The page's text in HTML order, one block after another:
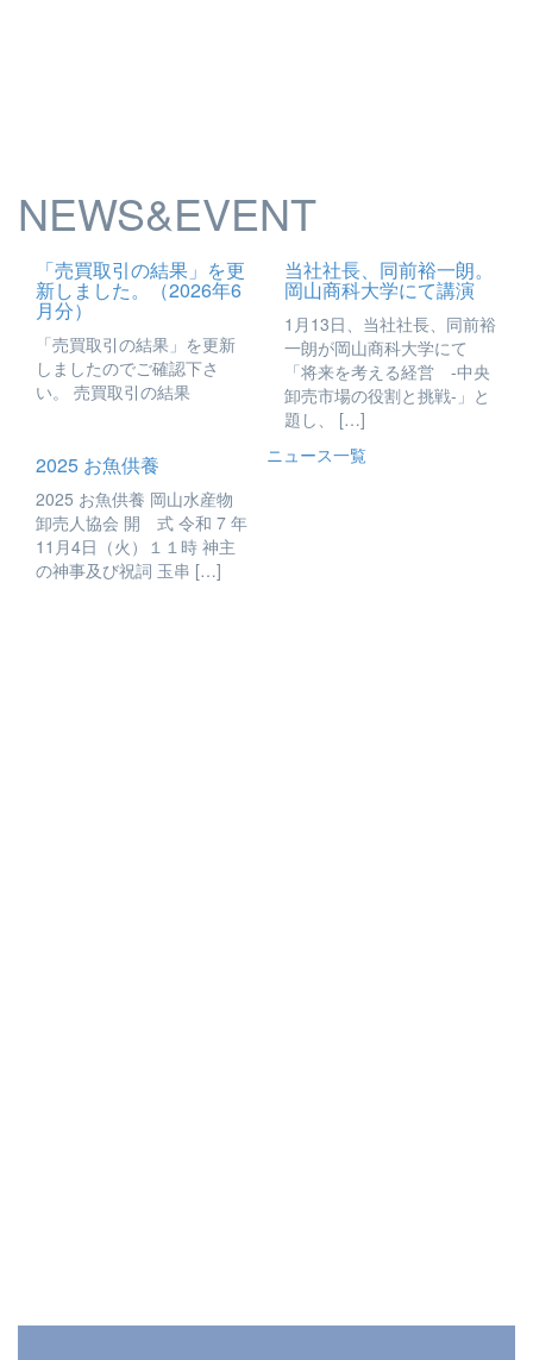
NEWS&EVENT
「売買取引の結果」を更
新しました。（2026年6
月分）
「売買取引の結果」を更新
しましたのでご確認下さ
い。 売買取引の結果
当社社長、同前裕一朗。
岡山商科大学にて講演
1月13日、当社社長、同前裕
一朗が岡山商科大学にて
「将来を考える経営 -中央
卸売市場の役割と挑戦-」と
題し、 […]
2025 お魚供養
2025 お魚供養 岡山水産物
卸売人協会 開 式 令和 7 年
11月4日（火）１１時 神主
の神事及び祝詞 玉串 […]
ニュース一覧